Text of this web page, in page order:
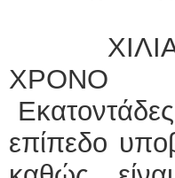
ΧΡΟΝΟ
επίπεδο